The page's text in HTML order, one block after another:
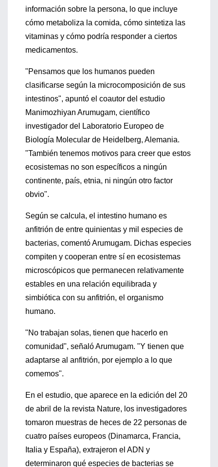
información sobre la persona, lo que incluye
cómo metaboliza la comida, cómo sintetiza las
vitaminas y cómo podría responder a ciertos
medicamentos.
"Pensamos que los humanos pueden
clasificarse según la microcomposición de sus
intestinos", apuntó el coautor del estudio
Manimozhiyan Arumugam, científico
investigador del Laboratorio Europeo de
Biología Molecular de Heidelberg, Alemania.
"También tenemos motivos para creer que estos
ecosistemas no son específicos a ningún
continente, país, etnia, ni ningún otro factor
obvio".
Según se calcula, el intestino humano es
anfitrión de entre quinientas y mil especies de
bacterias, comentó Arumugam. Dichas especies
compiten y cooperan entre sí en ecosistemas
microscópicos que permanecen relativamente
estables en una relación equilibrada y
simbiótica con su anfitrión, el organismo
humano.
"No trabajan solas, tienen que hacerlo en
comunidad", señaló Arumugam. "Y tienen que
adaptarse al anfitrión, por ejemplo a lo que
comemos".
En el estudio, que aparece en la edición del 20
de abril de la revista Nature, los investigadores
tomaron muestras de heces de 22 personas de
cuatro países europeos (Dinamarca, Francia,
Italia y España), extrajeron el ADN y
determinaron qué especies de bacterias se